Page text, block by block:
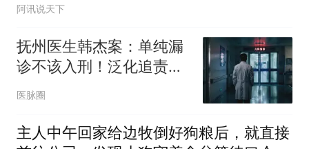
阿讯说天下
抚州医生韩杰案：单纯漏
诊不该入刑！泛化追责的
负面影响或将载入史册
医脉圈
主人中午回家给边牧倒好狗粮后，就直接